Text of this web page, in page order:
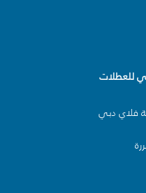
للعطلات
فلاي دبي